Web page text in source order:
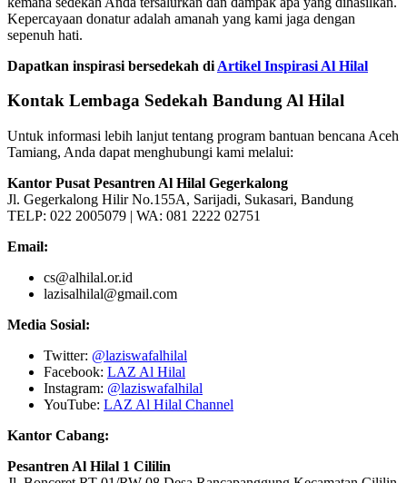
Kepercayaan donatur adalah amanah yang kami jaga dengan
sepenuh hati.
Dapatkan inspirasi bersedekah di Artikel Inspirasi Al Hilal
Kontak Lembaga Sedekah Bandung Al Hilal
Untuk informasi lebih lanjut tentang program bantuan bencana Aceh
Tamiang, Anda dapat menghubungi kami melalui:
Kantor Pusat Pesantren Al Hilal Gegerkalong
Jl. Gegerkalong Hilir No.155A, Sarijadi, Sukasari, Bandung
TELP: 022 2005079 | WA: 081 2222 02751
Email:
cs@alhilal.or.id
lazisalhilal@gmail.com
Media Sosial:
Twitter: @laziswafalhilal
Facebook: LAZ Al Hilal
Instagram: @laziswafalhilal
YouTube: LAZ Al Hilal Channel
Kantor Cabang:
Pesantren Al Hilal 1 Cililin